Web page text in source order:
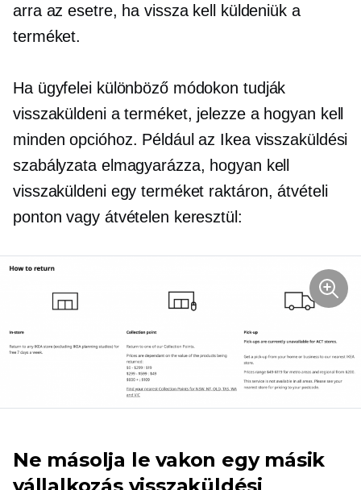
arra az esetre, ha vissza kell küldeniük a
terméket.
Ha ügyfelei különböző módokon tudják
visszaküldeni a terméket, jelezze a hogyan kell
minden opcióhoz. Például az Ikea visszaküldési
szabályzata elmagyarázza, hogyan kell
visszaküldeni egy terméket raktáron, átvételi
ponton vagy átvételen keresztül:
Ne másolja le vakon egy másik
vállalkozás visszaküldési